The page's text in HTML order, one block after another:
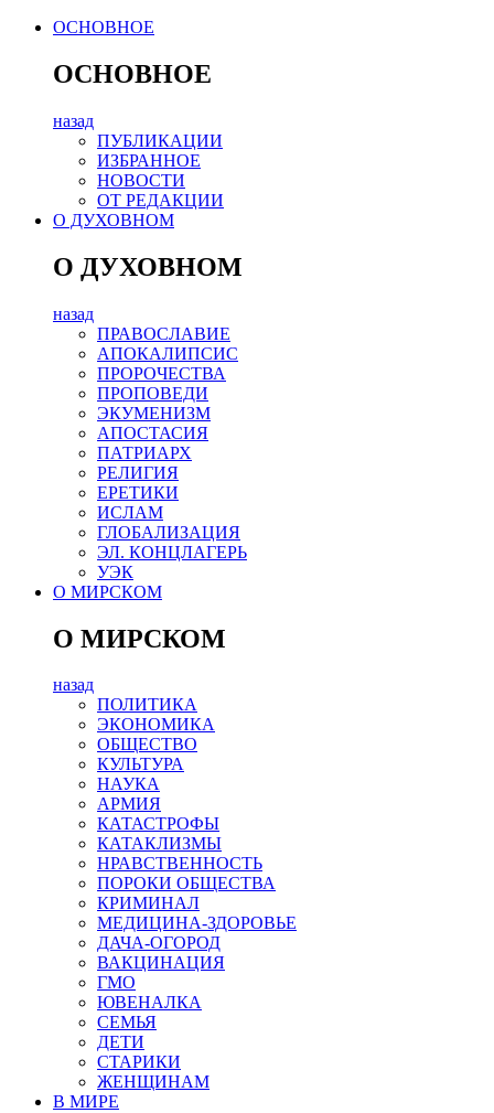
ОСНОВНОЕ
ОСНОВНОЕ
назад
ПУБЛИКАЦИИ
ИЗБРАННОЕ
НОВОСТИ
ОТ РЕДАКЦИИ
О ДУХОВНОМ
О ДУХОВНОМ
назад
ПРАВОСЛАВИЕ
АПОКАЛИПСИС
ПРОРОЧЕСТВА
ПРОПОВЕДИ
ЭКУМЕНИЗМ
АПОСТАСИЯ
ПАТРИАРХ
РЕЛИГИЯ
ЕРЕТИКИ
ИСЛАМ
ГЛОБАЛИЗАЦИЯ
ЭЛ. КОНЦЛАГЕРЬ
УЭК
О МИРСКОМ
О МИРСКОМ
назад
ПОЛИТИКА
ЭКОНОМИКА
ОБЩЕСТВО
КУЛЬТУРА
НАУКА
АРМИЯ
КАТАСТРОФЫ
КАТАКЛИЗМЫ
НРАВСТВЕННОСТЬ
ПОРОКИ ОБЩЕСТВА
КРИМИНАЛ
МЕДИЦИНА-ЗДОРОВЬЕ
ДАЧА-ОГОРОД
ВАКЦИНАЦИЯ
ГМО
ЮВЕНАЛКА
СЕМЬЯ
ДЕТИ
СТАРИКИ
ЖЕНЩИНАМ
В МИРЕ